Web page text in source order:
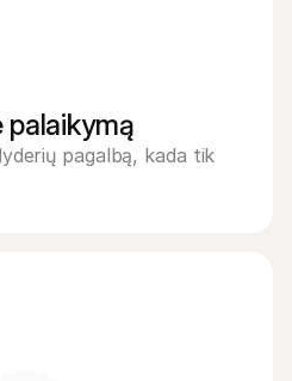
palaikymą
pagalbą, kada tik